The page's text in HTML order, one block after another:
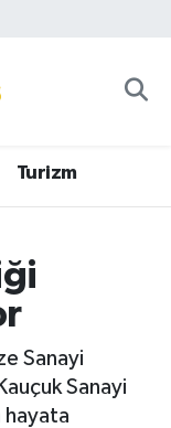
Turizm
Sanayi
Sanayi
hayata